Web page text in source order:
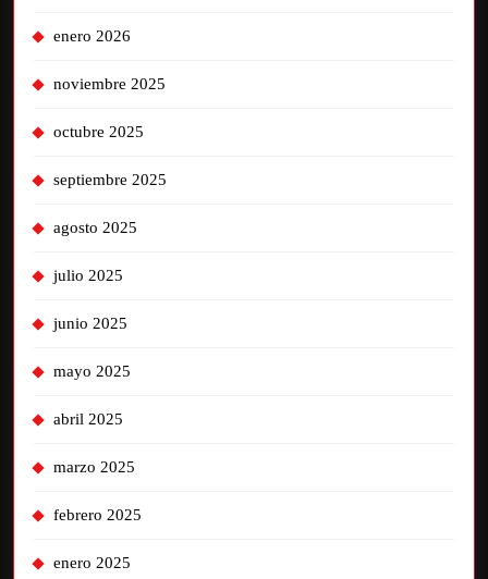
enero 2026
noviembre 2025
octubre 2025
septiembre 2025
agosto 2025
julio 2025
junio 2025
mayo 2025
abril 2025
marzo 2025
febrero 2025
enero 2025